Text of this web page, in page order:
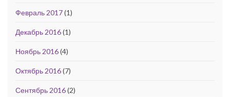
Февраль 2017(1)
Декабрь 2016(1)
Ноябрь 2016(4)
Октябрь 2016(7)
Сентябрь 2016(2)